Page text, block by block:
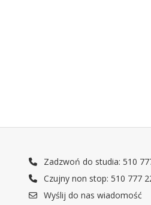
Zadzwoń do studia: 510
Czujny non stop: 510 777
Wyślij do nas wiadomość